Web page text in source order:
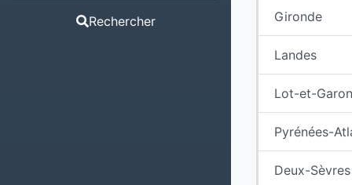
Rechercher Gironde
Landes
Lot-et-
Pyrénées-
Deux-Sèvres